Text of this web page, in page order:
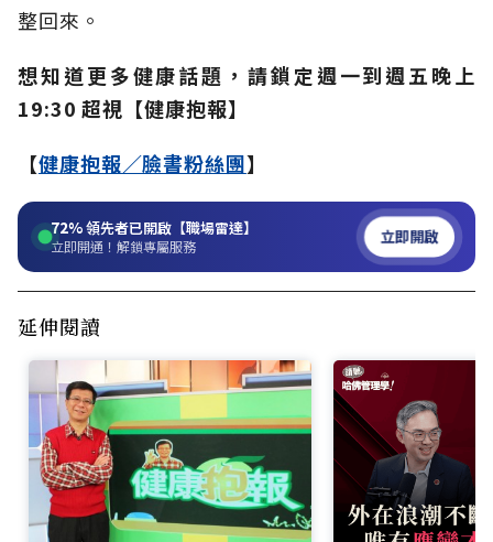
整回來。
想知道更多健康話題，請鎖定週一到週五晚上
19:30 超視【健康抱報】
【健康抱報／臉書粉絲團】
72%領先者已開啟【職場雷達】
立即開通！解鎖專屬服務 立即開啟
延伸閱讀